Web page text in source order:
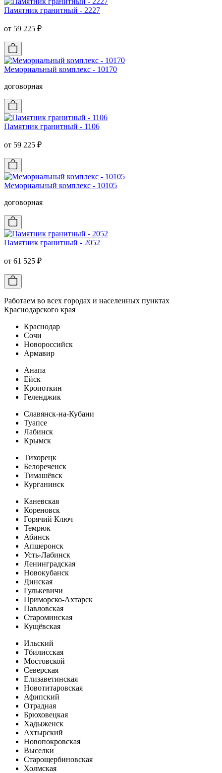
Памятник гранитный - 2227
от 59 225 ₽
Мемориальный комплекс - 10170
договорная
Памятник гранитный - 1106
от 59 225 ₽
Мемориальный комплекс - 10105
договорная
Памятник гранитный - 2052
от 61 525 ₽
Работаем во всех городах и населенных пунктах
Краснодарского края
Краснодар
Сочи
Новороссийск
Армавир
Анапа
Ейск
Кропоткин
Геленджик
Славянск-на-Кубани
Туапсе
Лабинск
Крымск
Тихорецк
Белореченск
Тимашёвск
Курганинск
Каневская
Кореновск
Горячий Ключ
Темрюк
Абинск
Апшеронск
Усть-Лабинск
Ленинградская
Новокубанск
Динская
Гулькевичи
Приморско-Ахтарск
Павловская
Староминская
Кущёвская
Ильский
Тбилисская
Мостовской
Северская
Елизаветинская
Новотитаровская
Афипский
Отрадная
Брюховецкая
Хадыженск
Ахтырский
Новопокровская
Выселки
Старощербиновская
Холмская